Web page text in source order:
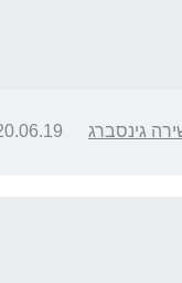
גינסברג | 09:59